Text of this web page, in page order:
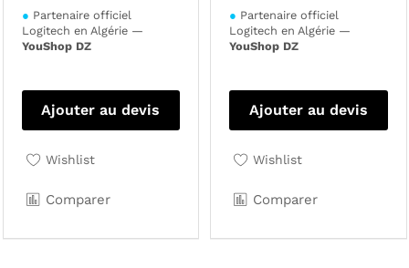
● Partenaire officiel
Logitech en Algérie —
YouShop DZ
Ajouter au devis
Wishlist
Comparer
● Partenaire officiel
Logitech en Algérie —
YouShop DZ
Ajouter au devis
Wishlist
Comparer